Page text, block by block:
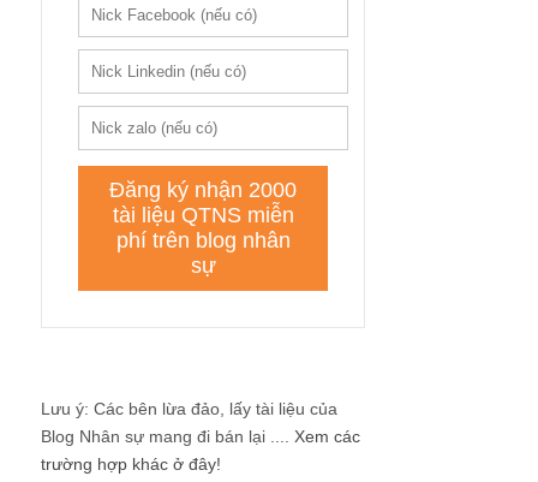
Lưu ý: Các bên lừa đảo, lấy tài liệu của
Blog Nhân sự mang đi bán lại .... Xem các
trường hợp khác ở đây!